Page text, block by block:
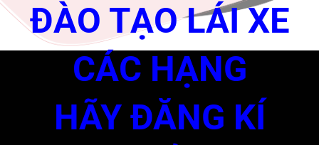
ĐÀO TẠO LÁI XE
CÁC HẠNG
HÃY ĐĂNG KÍ